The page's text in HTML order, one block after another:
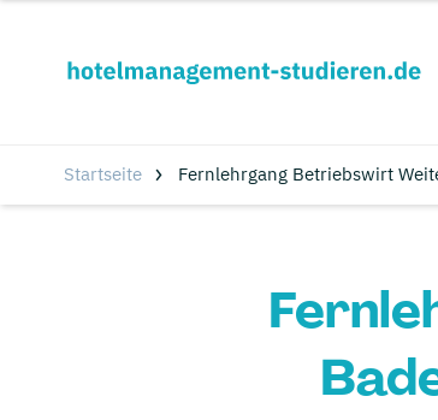
Startseite Fernlehrgang Betriebswirt